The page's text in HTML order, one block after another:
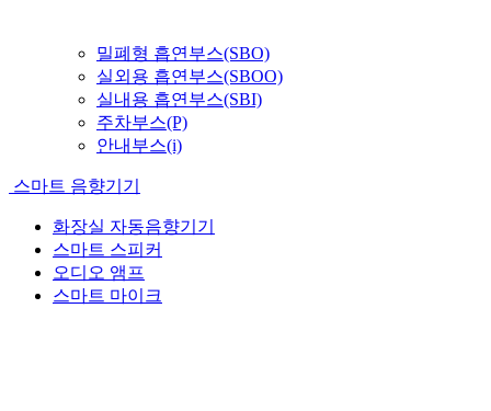
밀폐형 흡연부스(SBO)
실외용 흡연부스(SBOO)
실내용 흡연부스(SBI)
주차부스(P)
안내부스(i)
스마트 음향기기
화장실 자동음향기기
스마트 스피커
오디오 앰프
스마트 마이크